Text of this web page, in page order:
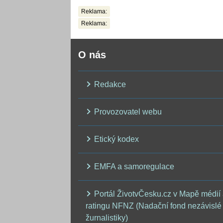
Reklama:
Reklama:
O nás
Redakce
Provozovatel webu
Etický kodex
EMFA a samoregulace
Portál ŽivotvČesku.cz v Mapě médií
ratingu NFNZ (Nadační fond nezávislé
žurnalistiky)